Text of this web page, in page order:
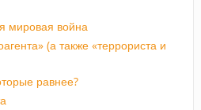
мировая война
(а также «террориста и
равнее?